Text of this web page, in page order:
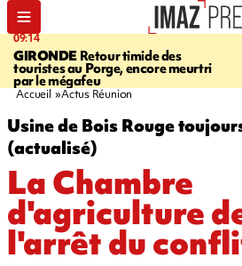
09:14
GIRONDE Retour timide des
touristes au Porge, encore meurtri
par le mégafeu
Accueil Actus Réunion
Usine de Bois Rouge
(actualisé)
La Chambre
d'agriculture
l'arrêt du